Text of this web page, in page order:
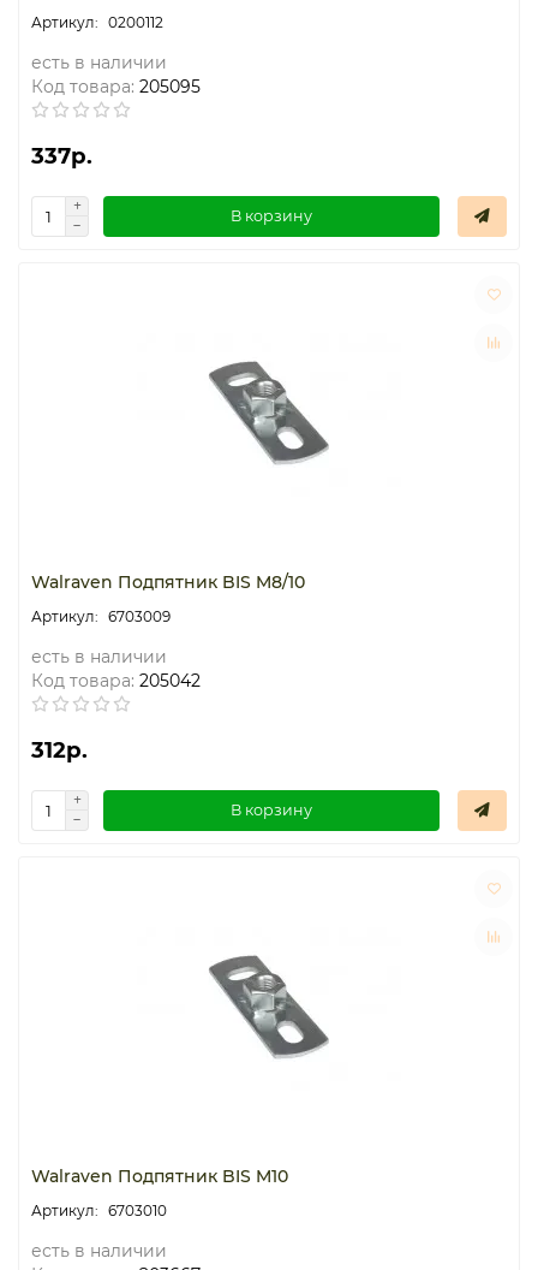
0200112
есть в наличии
Код товара: 205095
337р.
В корзину
Walraven Подпятник BIS M8/10
6703009
есть в наличии
Код товара: 205042
312р.
В корзину
Walraven Подпятник BIS M10
6703010
есть в наличии